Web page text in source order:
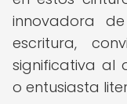
innovadora
escritura,
significativa al
o entusiasta